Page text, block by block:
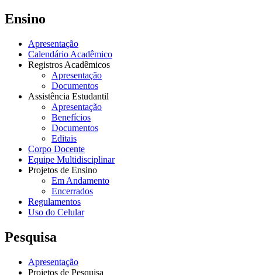
Ensino
Apresentação
Calendário Acadêmico
Registros Acadêmicos
Apresentação
Documentos
Assistência Estudantil
Apresentação
Benefícios
Documentos
Editais
Corpo Docente
Equipe Multidisciplinar
Projetos de Ensino
Em Andamento
Encerrados
Regulamentos
Uso do Celular
Pesquisa
Apresentação
Projetos de Pesquisa